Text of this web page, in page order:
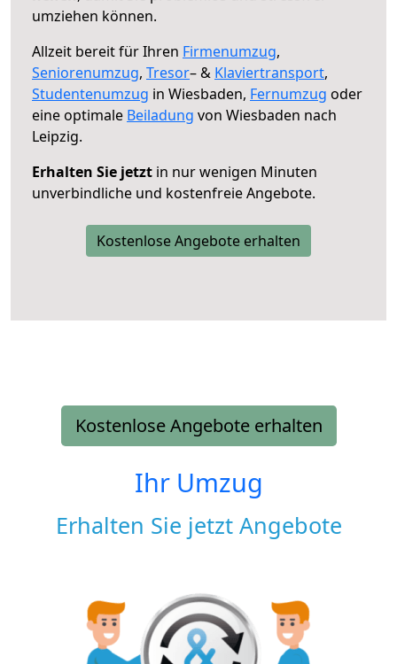
umziehen können.
Allzeit bereit für Ihren Firmenumzug,
Seniorenumzug, Tresor– & Klaviertransport,
Studentenumzug in Wiesbaden, Fernumzug oder
eine optimale Beiladung von Wiesbaden nach
Leipzig.
Erhalten Sie jetzt in nur wenigen Minuten
unverbindliche und kostenfreie Angebote.
Kostenlose Angebote erhalten
Kostenlose Angebote erhalten
Ihr Umzug
Erhalten Sie jetzt Angebote